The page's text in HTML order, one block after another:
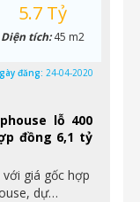
lỗ 400
đồng 6,1 tỷ
giá gốc hợp
dự…
5.7 Tỷ
Diện tích:45 m2
đăng: 24-04-2020